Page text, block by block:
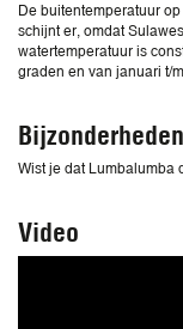
De buitentemperatuur
schijnt er, omdat
watertemperatuur is
graden en van januari t/
Bijzonderheden
Wist je dat Lumbalumba
Video